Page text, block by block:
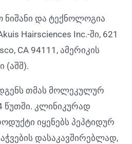
ნიშანი და ტექნოლოგია
Hairsciences Inc.-ში, 621
CA 94111, ამერიკის
(აშშ).
თმას მოლეკულურ
წუთში. კლინიკურად
იყენებს პეპტიდურ
დასაკავშირებლად,